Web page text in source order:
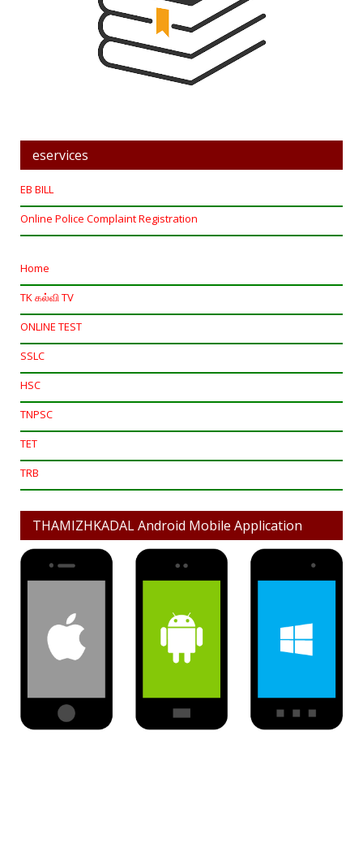
eservices
EB BILL
Online Police Complaint Registration
Home
TK கல்வி TV
ONLINE TEST
SSLC
HSC
TNPSC
TET
TRB
THAMIZHKADAL Android Mobile Application